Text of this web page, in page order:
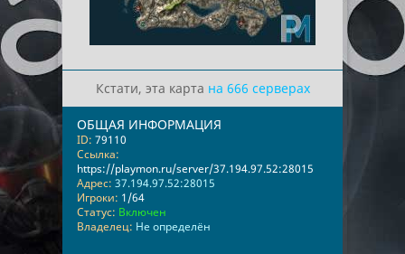
Кстати, эта карта на 666 серверах
ОБЩАЯ ИНФОРМАЦИЯ
ID: 79110
Ссылка:
https://playmon.ru/server/37.194.97.52:28015
Адрес: 37.194.97.52:28015
Игроки: 1/64
Статус: Включен
Владелец: Не определён